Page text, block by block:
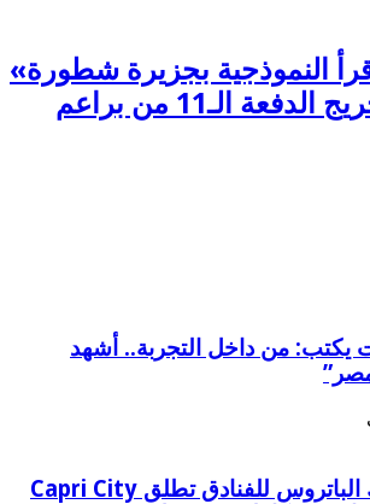
النموذجية بجزيرة شطورة»
تحتفل بتخريج الدفعة الـ11 من براعم
يكتب: من داخل التجربة.. أشهد
مجموعة بيك الباتروس للفنادق تطلق Capri City